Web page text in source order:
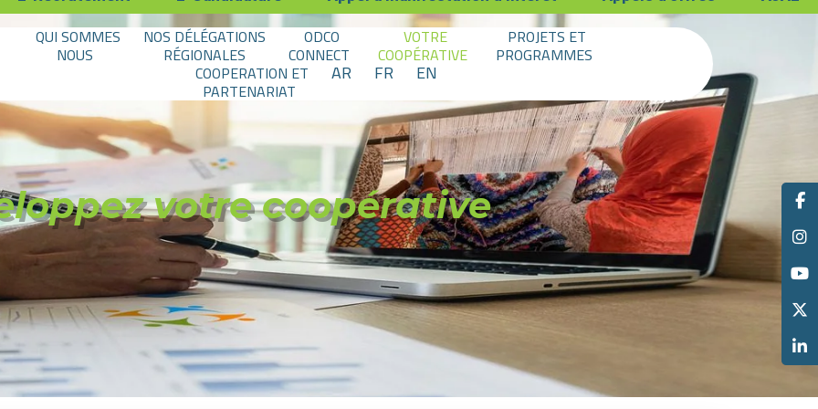
QUI SOMMES
NOUS
NOS DÉLÉGATIONS
RÉGIONALES
ODCO
CONNECT
VOTRE
COOPÉRATIVE
PROJETS ET
PROGRAMMES
COOPERATION ET
PARTENARIAT
AR FR EN
votre coopérative